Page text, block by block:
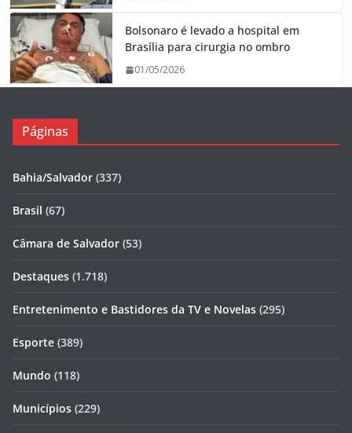
Bolsonaro é levado a hospital em
Brasília para cirurgia no ombro
01/05/2026
Páginas
Bahia/Salvador (337)
Brasil (67)
Câmara de Salvador (53)
Destaques (1.718)
Entretenimento e Bastidores da TV e Novelas (295)
Esporte (389)
Mundo (118)
Municípios (229)